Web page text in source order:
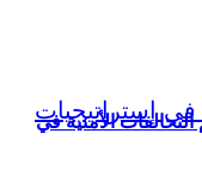
الأمنية في